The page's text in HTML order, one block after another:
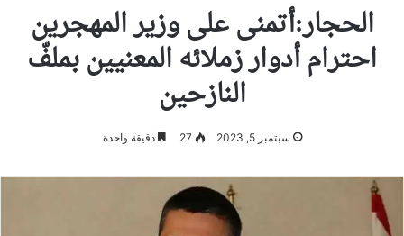
الحجار:أتمنى على وزير المهجرين
احترام أدوار زملائه المعنيين بملفّ
النازحين
سبتمبر 5, 2023 27 دقيقة واحدة